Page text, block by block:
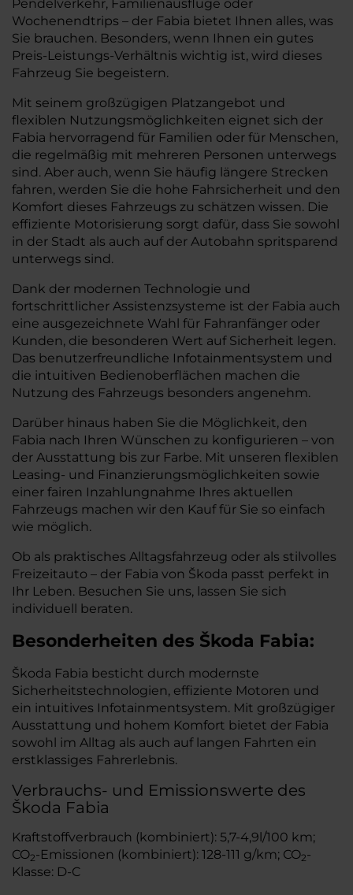
Pendelverkehr, Familienausflüge oder
Wochenendtrips – der Fabia bietet Ihnen alles, was
Sie brauchen. Besonders, wenn Ihnen ein gutes
Preis-Leistungs-Verhältnis wichtig ist, wird dieses
Fahrzeug Sie begeistern.
Mit seinem großzügigen Platzangebot und
flexiblen Nutzungsmöglichkeiten eignet sich der
Fabia hervorragend für Familien oder für Menschen,
die regelmäßig mit mehreren Personen unterwegs
sind. Aber auch, wenn Sie häufig längere Strecken
fahren, werden Sie die hohe Fahrsicherheit und den
Komfort dieses Fahrzeugs zu schätzen wissen. Die
effiziente Motorisierung sorgt dafür, dass Sie sowohl
in der Stadt als auch auf der Autobahn spritsparend
unterwegs sind.
Dank der modernen Technologie und
fortschrittlicher Assistenzsysteme ist der Fabia auch
eine ausgezeichnete Wahl für Fahranfänger oder
Kunden, die besonderen Wert auf Sicherheit legen.
Das benutzerfreundliche Infotainmentsystem und
die intuitiven Bedienoberflächen machen die
Nutzung des Fahrzeugs besonders angenehm.
Darüber hinaus haben Sie die Möglichkeit, den
Fabia nach Ihren Wünschen zu konfigurieren – von
der Ausstattung bis zur Farbe. Mit unseren flexiblen
Leasing- und Finanzierungsmöglichkeiten sowie
einer fairen Inzahlungnahme Ihres aktuellen
Fahrzeugs machen wir den Kauf für Sie so einfach
wie möglich.
Ob als praktisches Alltagsfahrzeug oder als stilvolles
Freizeitauto – der Fabia von Škoda passt perfekt in
Ihr Leben. Besuchen Sie uns, lassen Sie sich
individuell beraten.
Besonderheiten des Škoda Fabia:
Škoda Fabia besticht durch modernste
Sicherheitstechnologien, effiziente Motoren und
ein intuitives Infotainmentsystem. Mit großzügiger
Ausstattung und hohem Komfort bietet der Fabia
sowohl im Alltag als auch auf langen Fahrten ein
erstklassiges Fahrerlebnis.
Verbrauchs- und Emissionswerte des
Škoda Fabia
Kraftstoffverbrauch (kombiniert): 5,7-4,9l/100 km;
CO2-Emissionen (kombiniert): 128-111 g/km; CO2-
Klasse: D-C